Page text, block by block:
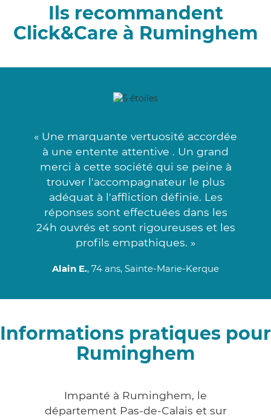
Ils recommandent
Click&Care à Ruminghem
« Une marquante vertuosité accordée
à une entente attentive . Un grand
merci à cette société qui se peine à
trouver l'accompagnateur le plus
adéquat à l'affliction définie. Les
réponses sont effectuées dans les
24h ouvrés et sont rigoureuses et les
profils empathiques. »
Alain E., 74 ans, Sainte-Marie-Kerque
Informations pratiques pour
Ruminghem
Impanté à Ruminghem, le
département Pas-de-Calais et sur